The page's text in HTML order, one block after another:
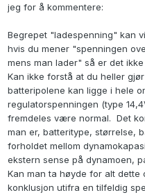
jeg for å kommentere:
Begrepet "ladespenning" kan
hvis du mener "spenningen
mens man lader" så er det
Kan ikke forstå at du heller
batteripolene kan ligge i hele
regulatorspenningen (type
fremdeles være normal. Det
man er, batteritype, størrelse,
forholdet mellom
ekstern sense på dynamoen,
Kan man ta høyde for alt
konklusjon utifra en tilfeldig